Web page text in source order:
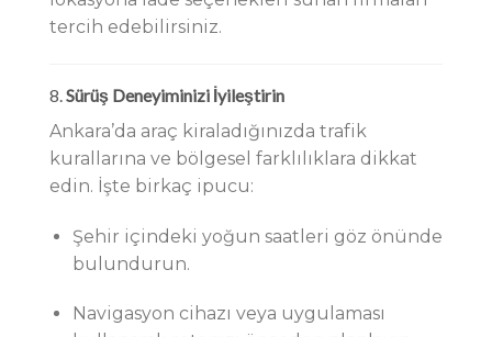
tercih edebilirsiniz.
8. Sürüş Deneyiminizi İyileştirin
Ankara’da araç kiraladığınızda trafik
kurallarına ve bölgesel farklılıklara dikkat
edin. İşte birkaç ipucu:
Şehir içindeki yoğun saatleri göz önünde
bulundurun.
Navigasyon cihazı veya uygulaması